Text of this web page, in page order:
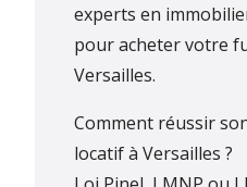
experts en
pour acheter votre
Versailles.
Comment réussir
locatif à Versailles ?